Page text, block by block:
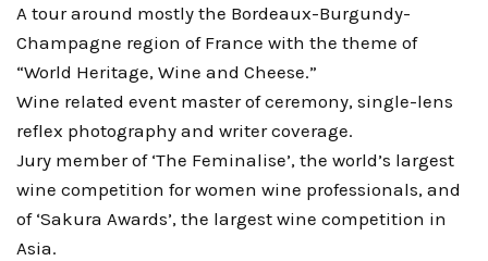
A tour around mostly the Bordeaux-Burgundy-
Champagne region of France with the theme of
“World Heritage, Wine and Cheese.”
Wine related event master of ceremony, single-lens
reflex photography and writer coverage.
Jury member of ‘The Feminalise’, the world’s largest
wine competition for women wine professionals, and
of ‘Sakura Awards’, the largest wine competition in
Asia.